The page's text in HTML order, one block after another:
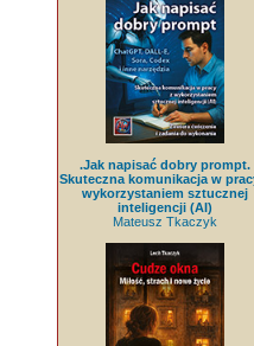
.Jak napisać dobry prompt.
Skuteczna komunikacja w
wykorzystaniem sztucznej
inteligencji (AI)
Mateusz Tkaczyk